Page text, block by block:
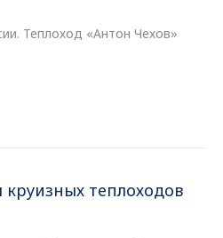
Теплоход «Антон Чехов»
теплоходов